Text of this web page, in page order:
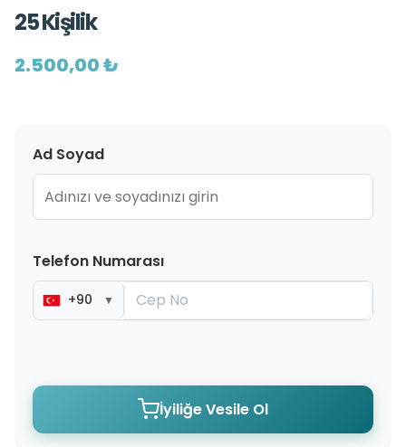
25 Kişilik
2.500,00 ₺
Ad Soyad
Telefon Numarası
+90 ▼
İyiliğe Vesile Ol